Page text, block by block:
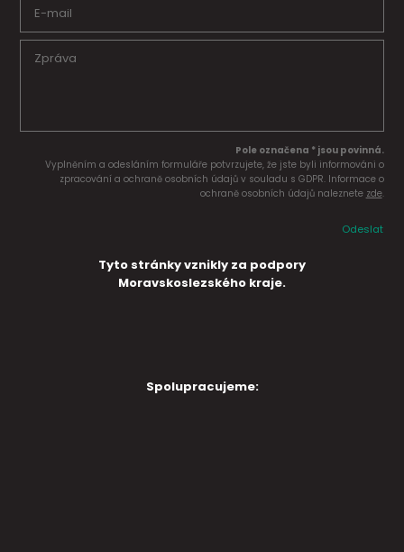
Pole označena * jsou povinná.
Vyplněním a odesláním formuláře potvrzujete, že jste byli informováni o
zpracování a ochraně osobních údajů v souladu s GDPR. Informace o
ochraně osobních údajů naleznete zde.
Odeslat
Tyto stránky vznikly za podpory
Moravskoslezského kraje.
Spolupracujeme: